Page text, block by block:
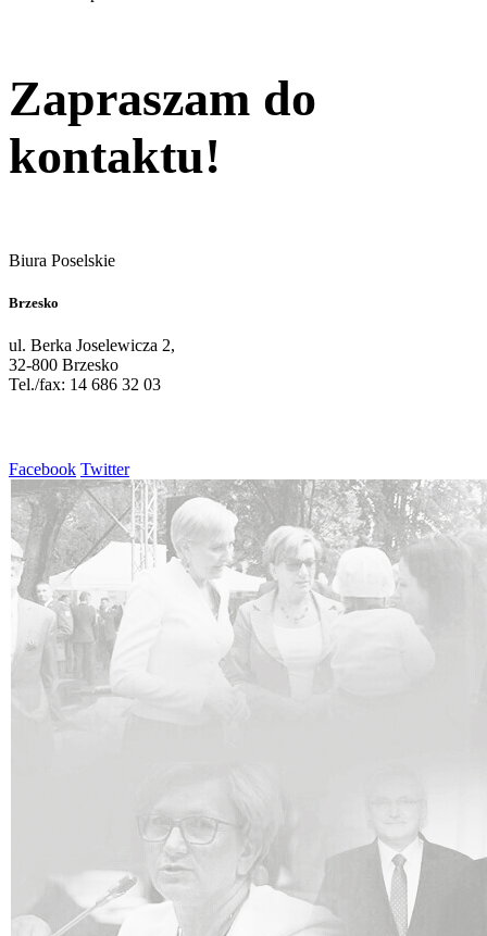
Zapraszam do
kontaktu!
Biura Poselskie
Brzesko
ul. Berka Joselewicza 2,
32-800 Brzesko
Tel./fax: 14 686 32 03
Facebook Twitter